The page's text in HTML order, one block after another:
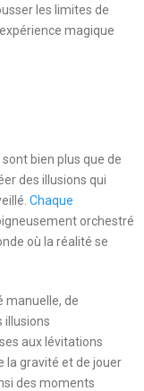
les limites de
magique
bien plus que de
des illusions qui
Chaque
orchestré
où la réalité se
manuelle, de
illusions
aux lévitations
la gravité et de jouer
des moments